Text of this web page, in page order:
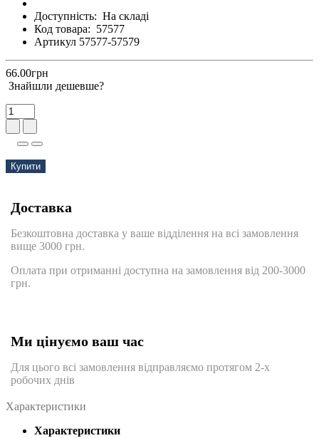
Доступність: На складі
Код товара: 57577
Артикул 57577-57579
66.00грн
Знайшли дешевше?
Купити
Доставка
Безкоштовна доставка у ваше відділення на всі замовлення
вище 3000 грн.
Оплата при отриманні доступна на замовлення від 200-3000
грн.
Ми цінуємо ваш час
Для цього всі замовлення відправляємо протягом 2-х
робочих днів
Характеристики
Характеристики